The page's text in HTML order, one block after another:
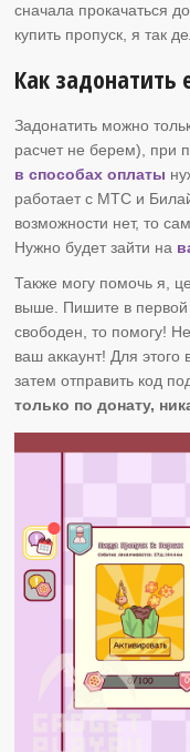
сначала прокачаться
купить пропуск, я так
Как задонатить
Задонатить можно
расчет не берем), при
в способах оплаты
работает с МТС и
возможности нет, то
Нужно будет зайти на
Также могу помочь я,
выше. Пишите в
свободен, то помогу!
ваш аккаунт! Для
затем отправить код
только по донату,